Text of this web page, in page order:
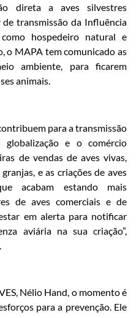
direta a aves silvestres
transmissão da Influência
hospedeiro natural e
o MAPA tem comunicado as
ambiente, para ficarem
animais.
para a transmissão
e o comércio
de vendas de aves vivas,
e as criações de aves
acabam estando mais
de aves comerciais e de
em alerta para notificar
aviária na sua criação”,
Nélio Hand, o momento é
para a prevenção. Ele